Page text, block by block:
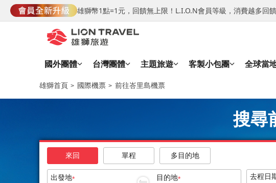
雄獅幣1點=1元，回饋無上限！L.I.O.N會員等級，消費越多回
國外團體 台灣團體 主題旅遊 客製小包團 全球當
雄獅首頁 國際機票 前往峇里島機票
搜尋
來回 單程 多目的地
出發地 目的地 去程日